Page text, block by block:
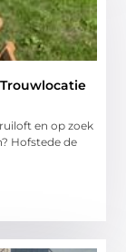
en op zoek
Hofstede de